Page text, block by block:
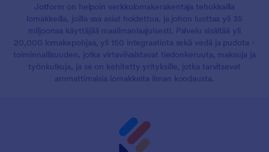
Jotform on helpoin verkkolomakerakentaja tehokkailla
lomakkeilla, joilla saa asiat hoidettua, ja johon luottaa yli 35
miljoonaa käyttäjää maailmanlaajuisesti. Palvelu sisältää yli
20,000 lomakepohjaa, yli 150 integraatiota sekä vedä ja pudota -
toiminnallisuuden, jotka virtaviivaistavat tiedonkeruuta, maksuja ja
työnkulkuja, ja se on kehitetty yrityksille, jotka tarvitsevat
ammattimaisia lomakkeita ilman koodausta.